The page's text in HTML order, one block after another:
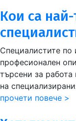
Кои са
Специалистите
професионален
търсени за работа
на
прочети повече >